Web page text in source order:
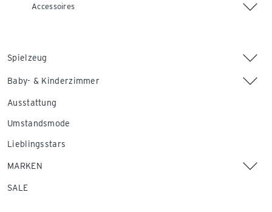
Accessoires
Spielzeug
Baby- & Kinderzimmer
Ausstattung
Umstandsmode
Lieblingsstars
MARKEN
SALE